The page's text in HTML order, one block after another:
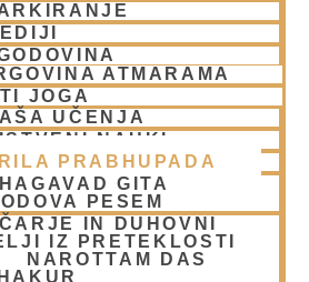
ATMARAMA
JOGA
UČENJA
NAUKI
PRABHUPADA
GITA
PESEM
IN DUHOVNI
IZ PRETEKLOSTI
NAROTTAM DAS
izdajati revijo Back To
1955 lastnoročno tiskati
knjižico z naslovom
v oddvojeni red
in začel pridigati
ustanovil organizacijo
League of Devotees, ki